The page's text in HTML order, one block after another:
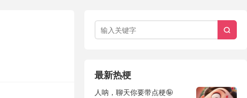

最新热梗
人呐，聊天你要带点梗🤪